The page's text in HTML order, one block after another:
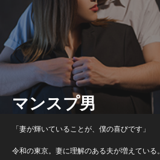
マンスプ男
「妻が輝いていることが、僕の喜びです」
令和の東京。妻に理解のある夫が増えている。